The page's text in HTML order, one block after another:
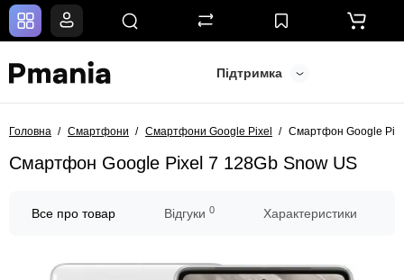
Підтримка
Головна Смартфони Смартфони Google Pixel Смартфон Google
Смартфон Google Pixel 7 128Gb Snow US
Все про товар Відгуки 0 Характеристики